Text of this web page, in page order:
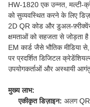
HW-1820 एक उन्नत, मल्टी-
को सुव्यवस्थित करने के लिए
2D QR कोड और डुअल-
क्षमताओं को सहजता से जोड़ता
EM कार्ड जैसे भौतिक मीडिया
पर प्रदर्शित डिजिटल
उपयोगकर्ताओं और अस्थायी
मुख्य लाभ:
एकीकृत डिज़ाइन: अलग QR